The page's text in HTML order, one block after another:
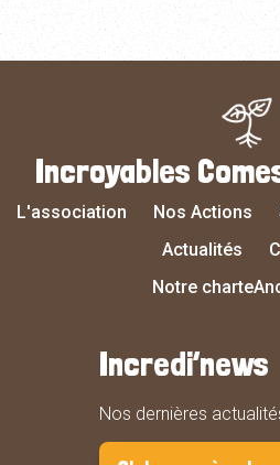
Incroyables
L'association Nos Actions
Actualités
Notre charte
Incredi’news
Nos dernières